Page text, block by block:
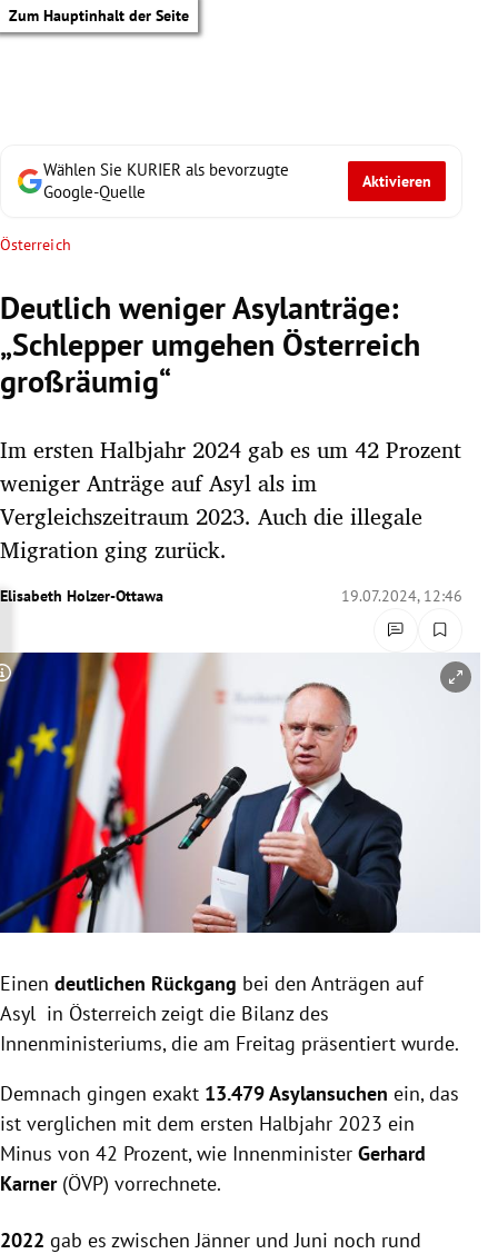
Zum Hauptinhalt der Seite
Untermenü
Untermenü
Untermenü
Untermenü
Untermenü
Untermenü
Wählen Sie KURIER als bevorzugte
Google-Quelle
Aktivieren
Österreich
Deutlich weniger Asylanträge:
„Schlepper umgehen Österreich
großräumig“
Im ersten Halbjahr 2024 gab es um 42 Prozent
weniger Anträge auf Asyl als im
Vergleichszeitraum 2023. Auch die illegale
Migration ging zurück.
Elisabeth Holzer-Ottawa 19.07.2024, 12:46
Copyright-Hinweis öffnen/schließen
Einen deutlichen Rückgang bei den Anträgen auf
Asyl in Österreich zeigt die Bilanz des
Innenministeriums, die am Freitag präsentiert wurde.
Demnach gingen exakt 13.479 Asylansuchen ein, das
ist verglichen mit dem ersten Halbjahr 2023 ein
Minus von 42 Prozent, wie Innenminister Gerhard
Karner(ÖVP) vorrechnete.
2022 gab es zwischen Jänner und Juni noch rund